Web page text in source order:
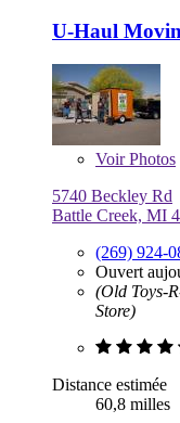
U-Haul
VoirPhotos
5740 Beckley Rd
Battle Creek, MI
(269) 924-
Ouvert
(Old Toys-
Store)
Distance estimée
60,8 milles